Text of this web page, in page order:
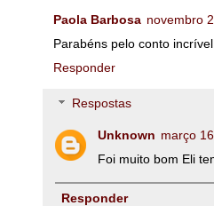
Paola Barbosa novembro
Parabéns pelo conto
Responder
Respostas
Unknown março
Foi muito bom Eli
Responder